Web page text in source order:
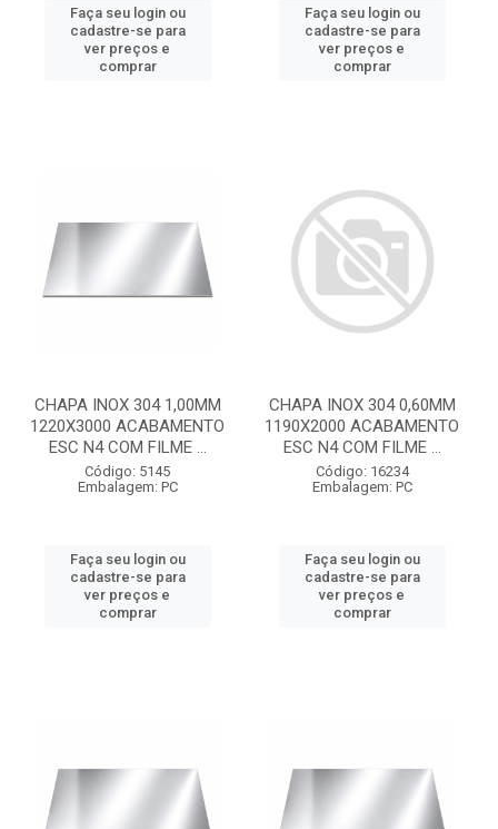
Faça seu login ou
cadastre-se para
ver preços e
comprar
Faça seu login ou
cadastre-se para
ver preços e
comprar
CHAPA INOX 304 1,00MM
1220X3000 ACABAMENTO
ESC N4 COM FILME ...
Código: 5145
Embalagem: PC
Faça seu login ou
cadastre-se para
ver preços e
comprar
CHAPA INOX 304 0,60MM
1190X2000 ACABAMENTO
ESC N4 COM FILME ...
Código: 16234
Embalagem: PC
Faça seu login ou
cadastre-se para
ver preços e
comprar